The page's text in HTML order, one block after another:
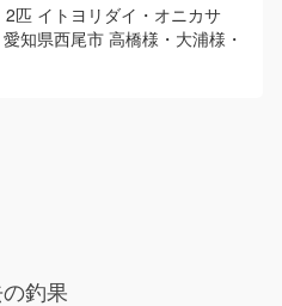
2匹 イトヨリダイ・オニカサ
知県西尾市 高橋様・大浦様・
釣果